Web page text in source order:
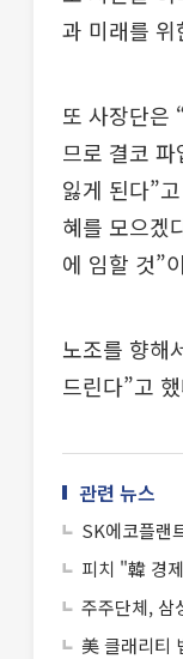
과 미래를
또 사장단은
므로 결코
잃게 된다”
혜를 모으겠
에 임할 것”
노조를 향해
드린다”고
관련 뉴스
SK에코플랜
피치 "韓 경
주주단체, 삼
美 클래리티